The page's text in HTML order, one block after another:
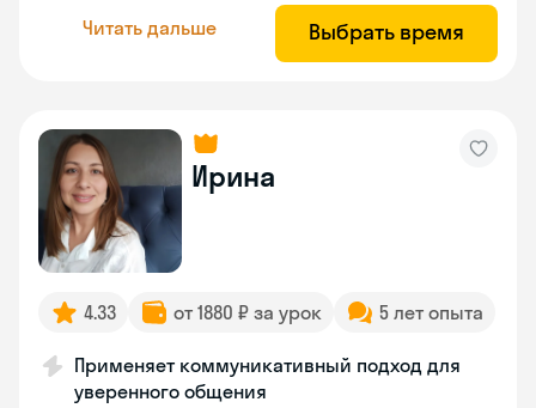
Читать дальше Выбрать время
Ирина
4.33 от 1880 ₽ за урок 5 лет опыта
Применяет коммуникативный подход для
уверенного общения